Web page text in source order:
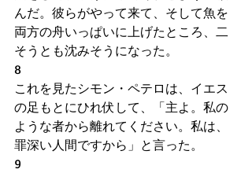
んだ。彼らがやって来て、そして魚を
両方の舟いっぱいに上げたところ、二
そうとも沈みそうになった。
8
これを見たシモン・ペテロは、イエス
の足もとにひれ伏して、「主よ。私の
ような者から離れてください。私は、
罪深い人間ですから」と言った。
9